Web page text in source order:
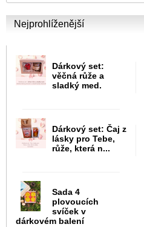
Nejprohlíženější
Dárkový set:
věčná růže a
sladký med.
Dárkový set: Čaj z
lásky pro Tebe,
růže, která n...
Sada 4
plovoucích
svíček v
dárkovém balení